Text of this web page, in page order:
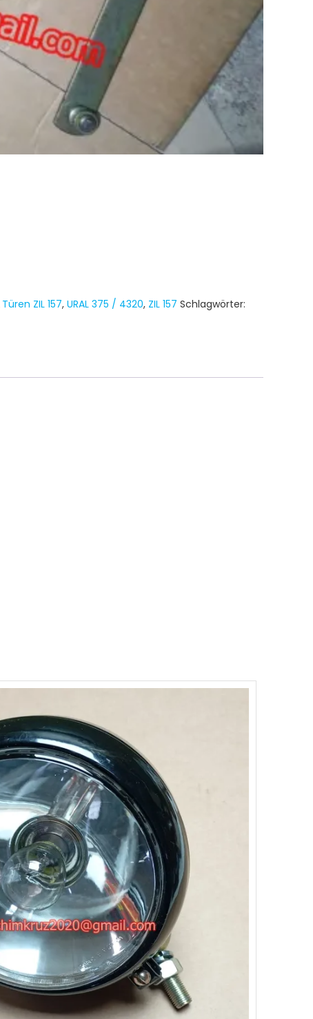
Türen ZIL 157, URAL 375 / 4320, ZIL 157 Schlagwörter: